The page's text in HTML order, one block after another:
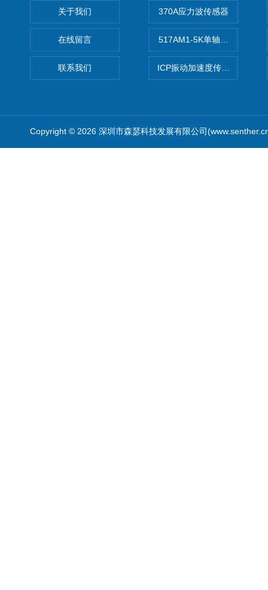
关于我们
在线留言
联系我们
370A应力波传感器
517AM1-5K单轴冲击IEPE加
ICP振动加速度传感器
Copyright © 2026 深圳市森瑟科技发展有限公司